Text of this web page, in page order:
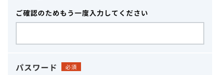
ご確認のためもう一度入力してください
パスワード 必須